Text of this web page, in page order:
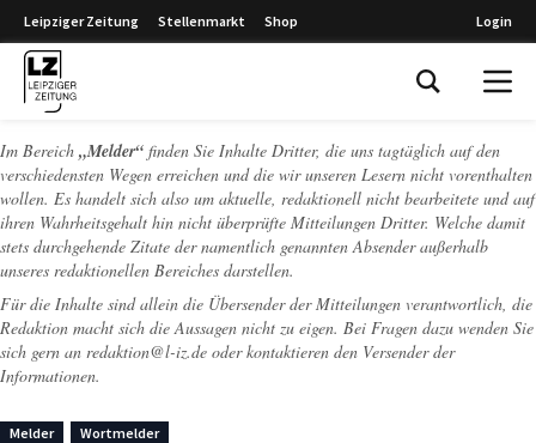
Leipziger Zeitung Stellenmarkt Shop Login
Im Bereich „Melder“ finden Sie Inhalte Dritter, die uns tagtäglich auf den
verschiedensten Wegen erreichen und die wir unseren Lesern nicht vorenthalten
wollen. Es handelt sich also um aktuelle, redaktionell nicht bearbeitete und auf
ihren Wahrheitsgehalt hin nicht überprüfte Mitteilungen Dritter. Welche damit
stets durchgehende Zitate der namentlich genannten Absender außerhalb
unseres redaktionellen Bereiches darstellen.
Für die Inhalte sind allein die Übersender der Mitteilungen verantwortlich, die
Redaktion macht sich die Aussagen nicht zu eigen. Bei Fragen dazu wenden Sie
sich gern an redaktion@l-iz.de oder kontaktieren den Versender der
Informationen.
Melder Wortmelder